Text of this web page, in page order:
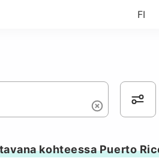
FI
kohteessa Puerto